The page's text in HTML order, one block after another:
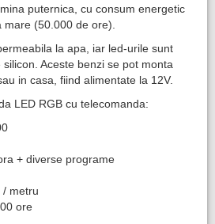
puternica, cu consum energetic
(50.000 de ore).
la apa, iar led-urile sunt
Aceste benzi se pot monta
in casa, fiind alimentate la 12V.
LED RGB cu telecomanda:
+ diverse programe
/ metru
ore